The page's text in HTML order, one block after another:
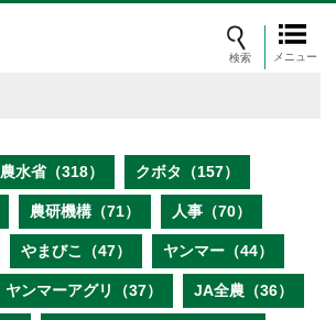
メニュー
農水省（318） クボタ（157）
農研機構（71） 人事（70）
やまびこ（47） ヤンマー（44）
ヤンマーアグリ（37） JA全農（36）